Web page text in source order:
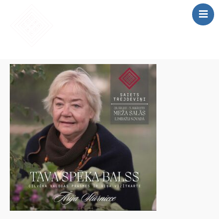
SĀKUMS
MĀCĪBAS
SAIETS 2026
IEPRIEKŠĒJIE
SAIETI
PAR MUMS
LOMU SPĒLE